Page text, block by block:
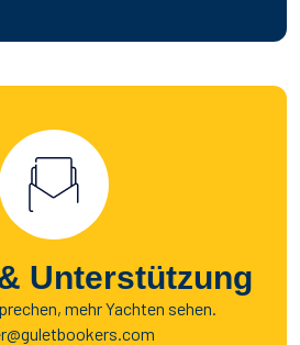
Unterstützung
mehr Yachten sehen.